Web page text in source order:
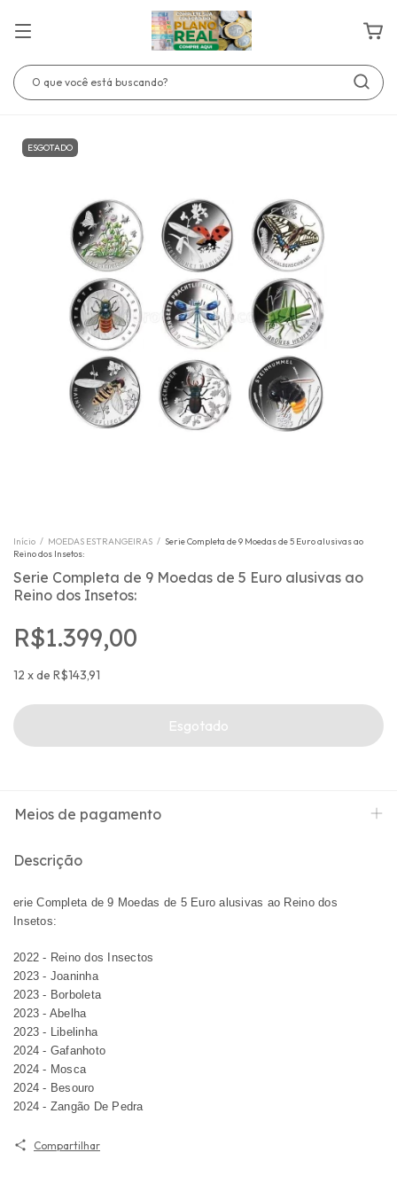
ESGOTADO
Início / MOEDAS ESTRANGEIRAS / Serie Completa de 9 Moedas de 5 Euro alusivas ao
Reino dos Insetos:
Serie Completa de 9 Moedas de 5 Euro alusivas ao
Reino dos Insetos:
R$1.399,00
12 xde R$143,91
Meios de pagamento
Descrição
erie Completa de 9 Moedas de 5 Euro alusivas ao Reino dos
Insetos:
2022 - Reino dos Insectos
2023 - Joaninha
2023 - Borboleta
2023 - Abelha
2023 - Libelinha
2024 - Gafanhoto
2024 - Mosca
2024 - Besouro
2024 - Zangão De Pedra
Compartilhar